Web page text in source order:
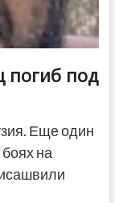
погиб под
Еще один
на